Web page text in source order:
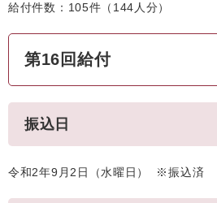
給付件数：105件（144人分）
第16回給付
振込日
令和2年9月2日（水曜日） ※振込済